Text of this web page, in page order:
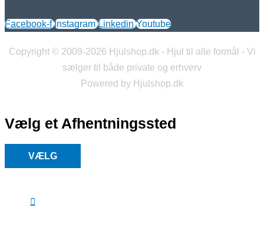
Facebook-f Instagram Linkedin Youtube
Copyright © 2009-2026 Hjulshop.dk - Hjul til alle formål - Vi
sælger til både private og erhverv
Powered by Hjulshop.dk
Vælg et Afhentningssted
VÆLG